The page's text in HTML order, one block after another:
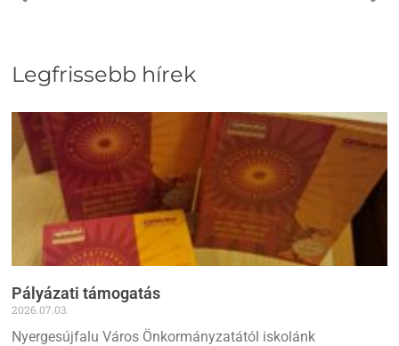
Legfrissebb hírek
Pályázati támogatás
2026.07.03.
Nyergesújfalu Város Önkormányzatától iskolánk